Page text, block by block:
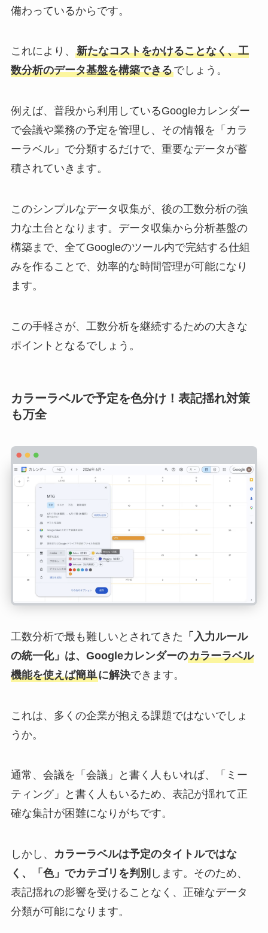
備わっているからです。
これにより、 新たなコストをかけることなく、工
数分析のデータ基盤を構築できるでしょう。
例えば、普段から利用しているGoogleカレンダー
で会議や業務の予定を管理し、その情報を「カラ
ーラベル」で分類するだけで、重要なデータが蓄
積されていきます。
このシンプルなデータ収集が、後の工数分析の強
力な土台となります。データ収集から分析基盤の
構築まで、全てGoogleのツール内で完結する仕組
みを作ることで、効率的な時間管理が可能になり
ます。
この手軽さが、工数分析を継続するための大きな
ポイントとなるでしょう。
カラーラベルで予定を色分け！表記揺れ対策
も万全
工数分析で最も難しいとされてきた 「入力ルール
の統一化」は、Googleカレンダーのカラーラベル
機能を使えば簡単に解決できます。
これは、多くの企業が抱える課題ではないでしょ
うか。
通常、会議を「会議」と書く人もいれば、「ミー
ティング」と書く人もいるため、表記が揺れて正
確な集計が困難になりがちです。
しかし、
カラーラベルは予定のタイトルではな
く、「色」でカテゴリを判別 します。そのため、
表記揺れの影響を受けることなく、正確なデータ
分類が可能になります。